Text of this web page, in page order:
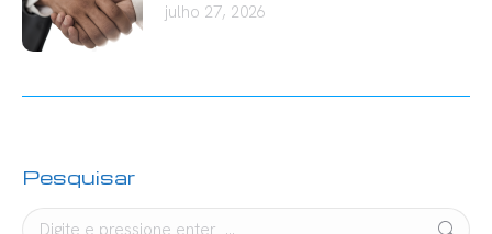
julho 27, 2026
Pesquisar
Search: